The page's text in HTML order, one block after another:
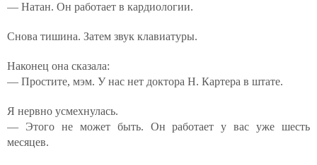
— Натан. Он работает в кардиологии.
Снова тишина. Затем звук клавиатуры.
Наконец она сказала:
— Простите, мэм. У нас нет доктора Н. Картера в штате.
Я нервно усмехнулась.
— Этого не может быть. Он работает у вас уже шесть
месяцев.